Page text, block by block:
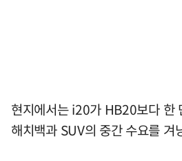
현지에서는 i20가 HB20보다 한
해치백과 SUV의 중간 수요를 겨